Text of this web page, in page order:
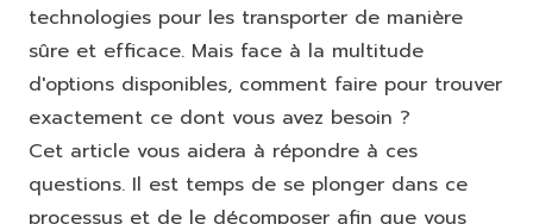
technologies pour les transporter de manière
sûre et efficace. Mais face à la multitude
d'options disponibles, comment faire pour trouver
exactement ce dont vous avez besoin ?
Cet article vous aidera à répondre à ces
questions. Il est temps de se plonger dans ce
processus et de le décomposer afin que vous